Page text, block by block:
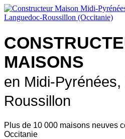
MAISONS
en Midi-
Roussillon
Plus de 10 000 maisons neuves
Occitanie